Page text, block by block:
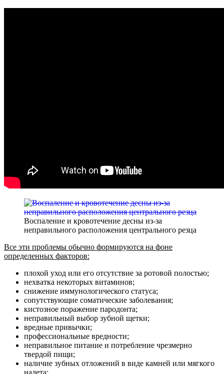
Воспаление и кровотечение десны из-за
неправильного расположения центрального резца
Все эти проблемы обычно формируются на фоне
определенных факторов:
плохой уход или его отсутствие за ротовой полостью;
нехватка некоторых витаминов;
снижение иммунологического статуса;
сопутствующие соматические заболевания;
кистозное поражение пародонта;
неправильный выбор зубной щетки;
вредные привычки;
профессиональные вредности;
неправильное питание и потребление чрезмерно
твердой пищи;
наличие зубных отложений в виде камней или мягкого
налета;